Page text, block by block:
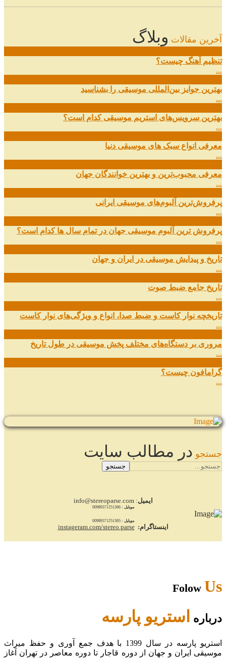
آخرین مقالات وبلاگ
تنظیم آهنگ چیست؟
...
بهترین جوایز بین‌المللی موسیقی را بشناسید
...
بهترین سرویس‌های استریم موسیقی کدام است؟
...
معرفی انواع سبک های موسیقی دنیا
...
معرفی محبوب‌ترین و بهترین خوانندگان جهان
...
پرفروش‌ترین آلبوم‌های موسیقی ایرانی
...
پرفروش ترین آلبوم موسیقی جهان در تمام سال ها کدام است؟
...
تاریخ و پیدایش موسیقی در ایران و جهان
...
تاریخ جامع ضبط صوت
...
تاریخچه نوار کاست و ضبط صدا، انواع و ویژگی‌های نوار کاست
...
مروری بر دستگاه‌های مختلف پخش موسیقی در طول تاریخ
...
گرامافون چیست؟
...
جستجو در مطالب سایت
جستجو
ایمیل : info@stereoparse.com
موبایل :00989371251366
موبایل :00989371251365
اینستاگرام: instageram.com/stereo.parse
FolowUs
درباره استریو پارسه
استریو پارسه در سال 1399 با هدف جمع آوری و حفظ میراث
موسیقی ایران و جهان از دوره قاجار تا دوره معاصر در تهران آغاز